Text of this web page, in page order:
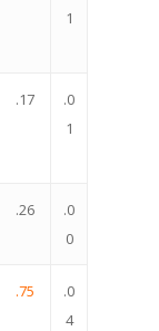
1
.17
.0
1
.26
.0
0
.75
.0
4